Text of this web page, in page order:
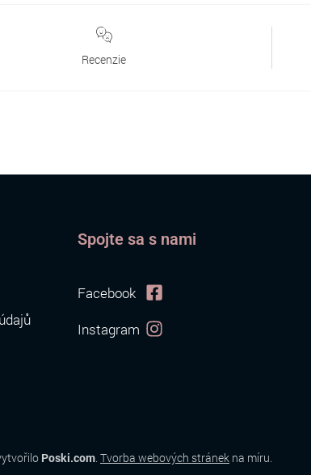
Recenzie
Spojte sa s nami
Facebook
Instagram
Poski.com. Tvorba webových stránek na míru.